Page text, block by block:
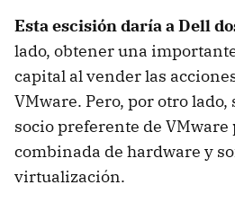
Esta escisión daría a Dell
lado, obtener una
capital al vender las
VMware. Pero, por otro
socio preferente de VMware
combinada de hardware y
virtualización.